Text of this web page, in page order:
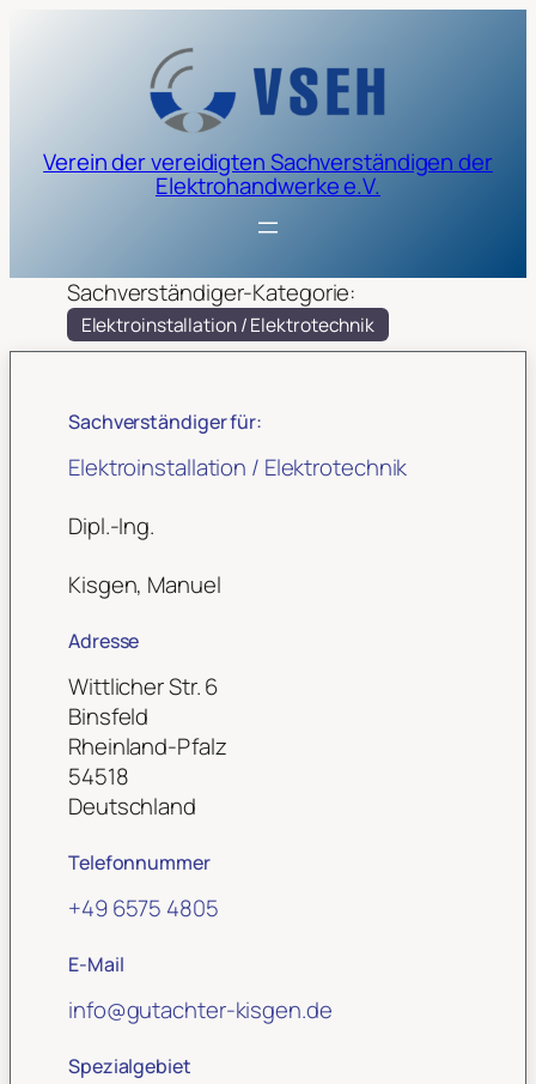
Verein der vereidigten Sachverständigen der
Elektrohandwerke e.V.
Sachverständiger-Kategorie:
Elektroinstallation / Elektrotechnik
Sachverständiger für:
Elektroinstallation / Elektrotechnik
Dipl.-Ing.
Kisgen, Manuel
Adresse
Wittlicher Str. 6
Binsfeld
Rheinland-Pfalz
54518
Deutschland
Telefonnummer
+49 6575 4805
E-Mail
info@gutachter-kisgen.de
Spezialgebiet